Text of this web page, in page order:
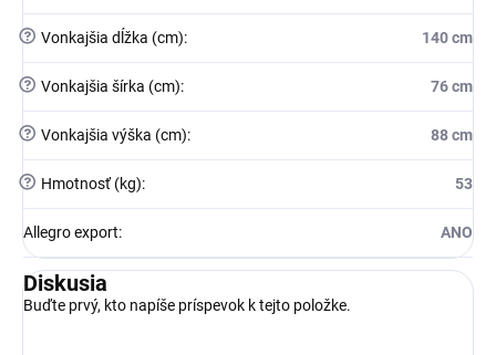
? Vonkajšia dĺžka (cm): 140 cm
? Vonkajšia šírka (cm): 76 cm
? Vonkajšia výška (cm): 88 cm
? Hmotnosť (kg): 53
Allegro export: ANO
Diskusia
Buďte prvý, kto napíše príspevok k tejto položke.